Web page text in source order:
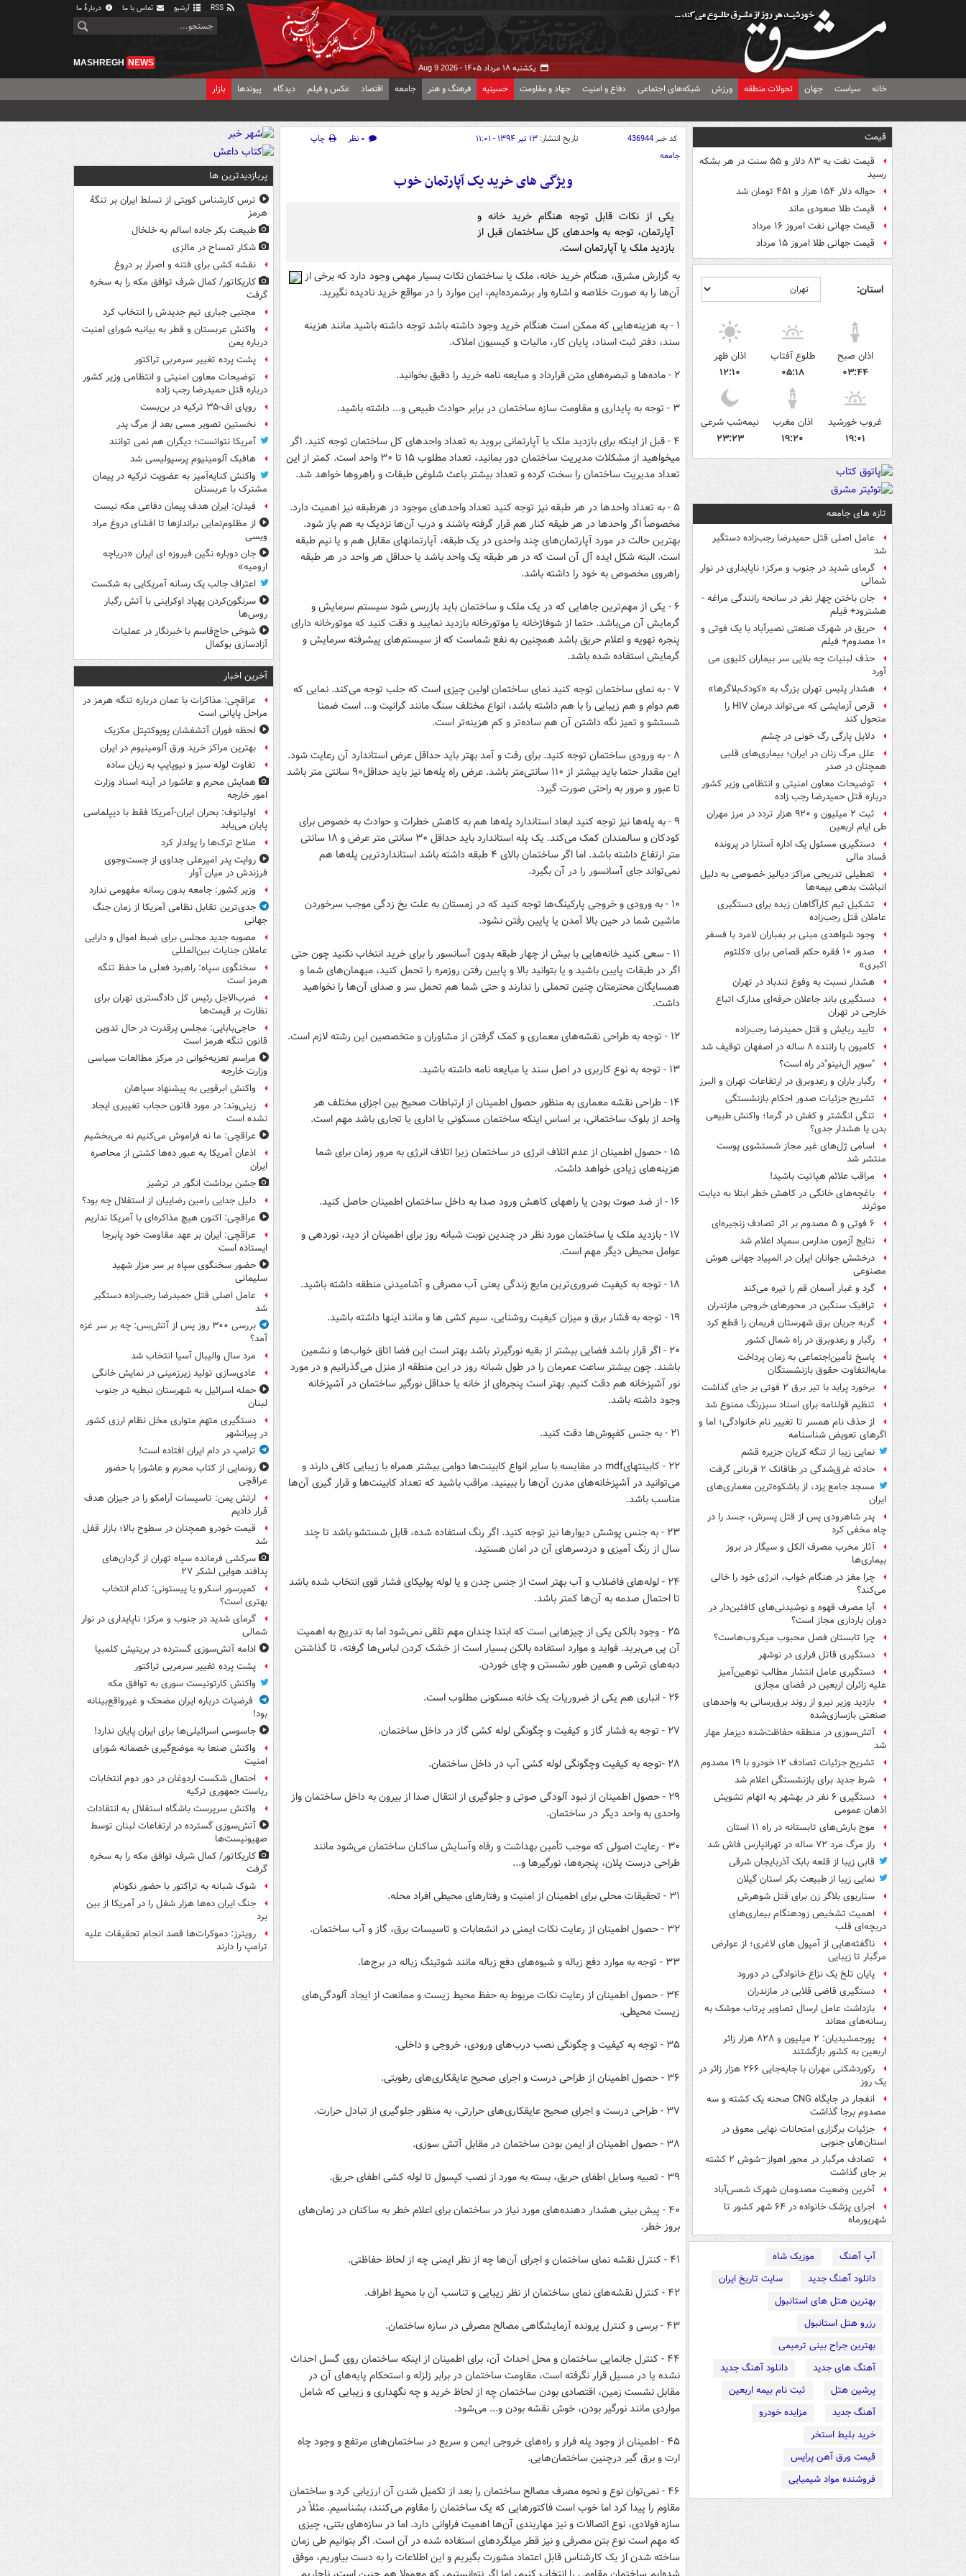
آرشیو تماس با ما دربارهٔ ما
یکشنبه ۱۸ مرداد ۱۴۰۵ - Aug 9 2026
MASHREGH NEWS
خانه سیاست جهان تحولات منطقه ورزش شبکه‌های اجتماعی دفاع و امنیت جهاد و مقاومت حسینیه فرهنگ و هنر جامعه اقتصاد عکس و فیلم دیدگاه پیوندها بازار
قیمت
قیمت نفت به ۸۳ دلار و ۵۵ سنت در هر بشکه
رسید
حواله دلار ۱۵۴ هزار و ۴۵۱ تومان شد
قیمت طلا صعودی ماند
قیمت جهانی نفت امروز ۱۶ مرداد
قیمت جهانی طلا امروز ۱۵ مرداد
استان:
اذان صبح
۰۳:۴۴
طلوع آفتاب
۰۵:۱۸
اذان ظهر
۱۲:۱۰
غروب خورشید
۱۹:۰۱
اذان مغرب
۱۹:۲۰
نیمه‌شب شرعی
۲۳:۲۳
تازه های جامعه
عامل اصلی قتل حمیدرضا رجب‌زاده دستگیر
شد
گرمای شدید در جنوب و مرکز؛ ناپایداری در نوار
شمالی
جان باختن چهار نفر در سانحه رانندگی مراغه -
هشترود+ فیلم
حریق در شهرک صنعتی نصیرآباد با یک فوتی و
۱۰ مصدوم+ فیلم
حذف لبنیات چه بلایی سر بیماران کلیوی می
آورد
هشدار پلیس تهران بزرگ به «کودک‌بلاگرها»
قرص آزمایشی که می‌تواند درمان HIV را
متحول کند
دلایل پارگی رگ خونی در چشم
علل مرگ زنان در ایران؛ بیماری‌های قلبی
همچنان در صدر
توضیحات معاون امنیتی و انتظامی وزیر کشور
درباره قتل حمیدرضا رجب زاده
ثبت ۲ میلیون و ۹۲۰ هزار تردد در مرز مهران
طی ایام اربعین
دستگیری مسئول یک اداره آستارا در پرونده
فساد مالی
تعطیلی تدریجی مراکز دیالیز خصوصی به دلیل
انباشت بدهی بیمه‌ها
تشکیل تیم کارآگاهان زبده برای دستگیری
عاملان قتل رجب‌زاده
وجود شواهدی مبنی بر بمباران لامرد با فسفر
صدور ۱۰ فقره حکم قصاص برای «کلثوم
اکبری»
هشدار نسبت به وفوع تندباد در تهران
دستگیری باند جاعلان حرفه‌ای مدارک اتباع
خارجی در تهران
تأیید ربایش و قتل حمیدرضا رجب‌زاده
کامیون با راننده ۸ ساله در اصفهان توقیف شد
"سوپر ال‌نینو"در راه است؟
رگبار باران و رعدوبرق در ارتفاعات تهران و البرز
تشریح جزئیات صدور احکام بازنشستگی
تنگی انگشتر و کفش در گرما؛ واکنش طبیعی
بدن یا هشدار جدی؟
اسامی ژل‌های غیر مجاز شستشوی پوست
منتشر شد
مراقب علائم هپاتیت باشید!
باغچه‌های خانگی در کاهش خطر ابتلا به دیابت
موثرند
۶ فوتی و ۵ مصدوم بر اثر تصادف زنجیره‌ای
نتایج آزمون مدارس سمپاد اعلام شد
درخشش جوانان ایران در المپیاد جهانی هوش
مصنوعی
گرد و غبار آسمان قم را تیره می‌کند
ترافیک سنگین در محورهای خروجی مازندران
گربه جریان برق شهرستان فریمان را قطع کرد
رگبار و رعدوبرق در راه شمال کشور
پاسخ تأمین‌اجتماعی به زمان پرداخت
مابه‌التفاوت حقوق بازنشستگان
برخورد پراید با تیر برق ۲ فوتی بر جای گذاشت
تنظیم قولنامه برای اسناد سبزرنگ ممنوع شد
از حذف نام همسر تا تغییر نام خانوادگی؛ اما و
اگرهای تعویض شناسنامه
نمایی زیبا از تنگه کریان جزیره قشم
حادثه غرق‌شدگی در طاقانک ۲ قربانی گرفت
مسجد جامع یزد، از باشکوه‌ترین معماری‌های
ایران
پدر شاهرودی پس از قتل پسرش، جسد را در
چاه مخفی کرد
آثار مخرب مصرف الکل و سیگار در بروز
بیماری‌ها
چرا مغز در هنگام خواب، انرژی خود را خالی
می‌کند؟
آیا مصرف قهوه و نوشیدنی‌های کافئین‌دار در
دوران بارداری مجاز است؟
چرا تابستان فصل محبوب میکروب‌هاست؟
دستگیری قاتل فراری در نوشهر
دستگیری عامل انتشار مطالب توهین‌آمیز
علیه زائران اربعین در فضای مجازی
بازدید وزیر نیرو از روند برق‌رسانی به واحدهای
صنعتی بازسازی‌شده
آتش‌سوزی در منطقه حفاظت‌شده دیزمار مهار
شد
تشریح جزئیات تصادف ۱۲ خودرو با ۱۹ مصدوم
شرط جدید برای بازنشستگی اعلام شد
دستگیری ۶ نفر در بهشهر به اتهام تشویش
اذهان عمومی
موج بارش‌های تابستانه در راه ۱۱ استان
راز مرگ مرد ۷۲ ساله در تهرانپارس فاش شد
قابی زیبا از قلعه بابک آذربایجان شرقی
نمایی زیبا از طبیعت بکر استان گیلان
سناریوی بلاگر زن برای قتل شوهرش
اهمیت تشخیص زودهنگام بیماری‌های
دریچه‌ای قلب
ناگفته‌هایی از آمپول های لاغری؛ از عوارض
مرگبار تا زیبایی
پایان تلخ یک نزاع خانوادگی در دورود
دستگیری قاضی قلابی در مازندران
بازداشت عامل ارسال تصاویر پرتاب موشک به
رسانه‌های معاند
پورجمشیدیان: ۲ میلیون و ۸۲۸ هزار زائر
اربعین به کشور بازگشتند
رکوردشکنی مهران با جابه‌جایی ۲۶۶ هزار زائر در
یک روز
انفجار در جایگاه CNG صحنه یک کشته و سه
مصدوم برجا گذاشت
جزئیات برگزاری امتحانات نهایی معوق در
استان‌های جنوبی
تصادف مرگبار در محور اهواز–شوش ۲ کشته
بر جای گذاشت
آخرین وضعیت مصدومان شهرک شمس‌آباد
اجرای پزشک خانواده در ۶۴ شهر کشور تا
شهریورماه
آپ آهنگ
موزیک شاه
دانلود آهنگ جدید
سایت تاریخ ایران
بهترین هتل های استانبول
رزرو هتل استانبول
بهترین جراح بینی ترمیمی
آهنگ های جدید
دانلود آهنگ جدید
پرشین هتل
ثبت نام بیمه اربعین
آهنگ جدید
مزایده خودرو
خرید بلیط استخر
قیمت ورق آهن پرایس
فروشنده مواد شیمیایی
کد خبر436944 تاریخ انتشار: ۱۳ تیر ۱۳۹۴ - ۱۱:۰۱ ۰ نظر
چاپ
جامعه
ویژگی های خرید یک آپارتمان خوب
یکی از نکات قابل توجه هنگام خرید خانه و
آپارتمان، توجه به واحدهای کل ساختمان قبل از
بازدید ملک یا آپارتمان است.
به گزارش مشرق، هنگام خرید خانه، ملک یا ساختمان نکات بسیار مهمی وجود دارد که برخی از
آن‌ها را به صورت خلاصه و اشاره وار برشمرده‌ایم، این موارد را در مواقع خرید نادیده نگیرید.
۱ - به هزینه‌هایی که ممکن است هنگام خرید وجود داشته باشد توجه داشته باشید مانند هزینه
سند، دفتر ثبت اسناد، پایان کار، مالیات و کیسیون املاک.
۲ - ماده‌ها و تبصره‌های متن قرارداد و مبایعه نامه خرید را دقیق بخوانید.
۳ - توجه به پایداری و مقاومت سازه ساختمان در برابر حوادث طبیعی و... داشته باشید.
۴ - قبل از اینکه برای بازدید ملک یا آپارتمانی بروید به تعداد واحدهای کل ساختمان توجه کنید. اگر
میخواهید از مشکلات مدیریت ساختمان دور بمانید، تعداد مطلوب ۱۵ تا ۳۰ واحد است. کمتر از این
تعداد مدیریت ساختمان را سخت کرده و تعداد بیشتر باعث شلوغی طبقات و راهرو‌ها خواهد شد.
۵ - به تعداد واحد‌ها در هر طبقه نیز توجه کنید تعداد واحدهای موجود در هرطبقه نیز اهمیت دارد.
مخصوصاٌ اگر واحد‌ها در هر طبقه کنار هم قرار گرفته باشند و درب آن‌ها نزدیک به هم باز شود.
بهترین حالت در مورد آپارتمان‌های چند واحدی در یک طبقه، آپارتمانهای مقابل هم و یا نیم طبقه
است. البته شکل ایده آل آن است که در هر طبقه یک واحد باشد یا حداقل هر واحد در هر طبقه
راهروی مخصوص به خود را داشته باشد.
۶ - یکی از مهم‌ترین جاهایی که در یک ملک و ساختمان باید بازرسی شود سیستم سرمایش و
گرمایش آن می‌باشد. حتما از شوفاژخانه یا موتورخانه بازدید نمایید و دقت کنید که موتورخانه دارای
پنجره تهویه و اعلام حریق باشد همچنین به نفع شماست که از سیستم‌های پیشرفته سرمایش و
گرمایش استفاده شده باشد.
۷ - به نمای ساختمان توجه کنید نمای ساختمان اولین چیزی است که جلب توجه می‌کند. نمایی که
هم دوام و هم زیبایی را با هم داشته باشد، انواع مختلف سنگ مانند گرانیت و... است ضمنا
شستشو و تمیز نگه داشتن آن هم ساده‌تر و کم هزینه‌تر است.
۸ - به ورودی ساختمان توجه کنید. برای رفت و آمد بهتر باید حداقل عرض استاندارد آن رعایت شود.
این مقدار حتما باید بیشتر از ۱۱۰ سانتی‌متر باشد. عرض راه پله‌ها نیز باید حداقل۹۰ سانتی متر باشد
تا عبور و مرور به راحتی صورت گیرد.
۹ - به پله‌ها نیز توجه کنید ابعاد استاندارد پله‌ها هم به کاهش خطرات و حوادث به خصوص برای
کودکان و سالمندان کمک می‌کند. یک پله استاندارد باید حداقل ۳۰ سانتی متر عرض و ۱۸ سانتی
متر ارتفاع داشته باشد. اما اگر ساختمان بالای ۴ طبقه داشته باشد استاندارد‌ترین پله‌ها هم
نمی‌تواند جای آسانسور را در آن بگیرد.
۱۰ - به ورودی و خروجی پارکینگ‌ها توجه کنید که در زمستان به علت یخ زدگی موجب سرخوردن
ماشین شما در حین بالا آمدن یا پایین رفتن نشود.
۱۱ - سعی کنید خانه‌هایی با بیش از چهار طبقه بدون آسانسور را برای خرید انتخاب نکنید چون حتی
اگر در طبقات پایین باشید و یا بتوانید بالا و پایین رفتن روزمره را تحمل کنید، میهمان‌های شما و
همسایگان محترمتان چنین تحملی را ندارند و حتی شما هم تحمل سر و صدای آن‌ها را نخواهید
داشت.
۱۲ - توجه به طراحی نقشه‌های معماری و کمک گرفتن از مشاوران و متخصصین این رشته لازم است.
۱۳ - توجه به نوع کاربری در اصل سند یا مبایعه نامه داشته باشید.
۱۴ - طراحی نقشه معماری به منظور حصول اطمینان از ارتباطات صحیح بین اجزای مختلف هر
واحد از بلوک ساختمانی، بر اساس اینکه ساختمان مسکونی یا اداری یا تجاری باشد مهم است.
۱۵ - حصول اطمینان از عدم اتلاف انرژی در ساختمان زیرا اتلاف انرژی به مرور زمان برای شما
هزینه‌های زیادی خواهد داشت.
۱۶ - از ضد صوت بودن یا راههای کاهش ورود صدا به داخل ساختمان اطمینان حاصل کنید.
۱۷ - بازدید ملک یا ساختمان مورد نظر در چندین نوبت شبانه روز برای اطمینان از دید، نوردهی و
عوامل محیطی دیگر مهم است.
۱۸ - توجه به کیفیت ضروری‌ترین مایع زندگی یعنی آب مصرفی و آشامیدنی منطقه داشته باشید.
۱۹ - توجه به فشار برق و میزان کیفیت روشنایی، سیم کشی ها و مانند اینها داشته باشید.
۲۰ - اگر قرار باشد فضایی بیشتر از بقیه نورگیر‌تر باشد بهتر است این فضا اتاق خواب‌ها و نشمین
باشند. چون بیشتر ساعت عمرمان را در طول شبانه روز در این منطقه از منزل می‌گذرانیم و در مورد
نور آشپزخانه هم دقت کنیم. بهتر است پنجره‌ای از خانه یا حداقل نورگیر ساختمان در آشپزخانه
وجود داشته باشد.
۲۱ - به جنس کفپوش‌ها دقت کنید.
۲۲ - کابینتهایmdf در مقایسه با سایر انواع کابینت‌ها دوامی بیشتر همراه با زیبایی کافی دارند و
می‌توانید در آشپزخانه‌های مدرن آن‌ها را ببینید. مراقب باشید که تعداد کابینت‌ها و قرار گیری آن‌ها
مناسب باشد.
۲۳ - به جنس پوشش دیوار‌ها نیز توجه کنید. اگر رنگ استفاده شده، قابل شستشو باشد تا چند
سال از رنگ آمیزی و دردسرهای آن در امان هستید.
۲۴ - لوله‌های فاضلاب و آب بهتر است از جنس چدن و یا لوله پولیکای فشار قوی انتخاب شده باشد
تا احتمال صدمه به آن‌ها کمتر باشد.
۲۵ - وجود بالکن یکی از چیز‌هایی است که ابتدا چندان مهم تلقی نمی‌شود اما به تدریج به اهمیت
آن پی می‌برید. فواید و موارد استفاده بالکن بسیار است از خشک کردن لباس‌ها گرفته، تا گذاشتن
دبه‌های ترشی و همین طور نشستن و چای خوردن.
۲۶ - انباری هم یکی از ضروریات یک خانه مسکونی مطلوب است.
۲۷ - توجه به فشار گاز و کیفیت و چگونگی لوله کشی گاز در داخل ساختمان.
۲۸ -توجه به کیفیت وچگونگی لوله کشی آب در داخل ساختمان.
۲۹ - حصول اطمینان از نبود آلودگی صوتی و جلوگیری از انتقال صدا از بیرون به داخل ساختمان واز
واحدی به واحد دیگر در ساختمان.
۳۰ - رعایت اصولی که موجب تأمین بهداشت و رفاه وآسایش ساکنان ساختمان می‌شود مانند
طراحی درست پلان، پنجره‌ها، نورگیر‌ها و...
۳۱ - تحقیقات محلی برای اطمینان از امنیت و رفتارهای محیطی افراد محله.
۳۲ - حصول اطمینان از رعایت نکات ایمنی در انشعابات و تاسیسات برق، گاز و آب ساختمان.
۳۳ - توجه به موارد دفع زباله و شیوه‌های دفع زباله مانند شوتینگ زباله در برج‌ها.
۳۴ - حصول اطمینان از رعایت نکات مربوط به حفظ محیط زیست و ممانعت از ایجاد آلودگی‌های
زیست محیطی.
۳۵ - توجه به کیفیت و چگونگی نصب درب‌های ورودی، خروجی و داخلی.
۳۶ - حصول اطمینان از طراحی درست و اجرای صحیح عایقکاری‌های رطوبتی.
۳۷ - طراحی درست و اجرای صحیح عایقکاری‌های حرارتی، به منظور جلوگیری از تبادل حرارت.
۳۸ - حصول اطمینان از ایمن بودن ساختمان در مقابل آتش سوزی.
۳۹ - تعبیه وسایل اطفای حریق، بسته به مورد از نصب کپسول تا لوله کشی اطفای حریق.
۴۰ - پیش بینی هشدار دهنده‌های مورد نیاز در ساختمان برای اعلام خطر به ساکنان در زمان‌های
بروز خطر.
۴۱ - کنترل نقشه نمای ساختمان و اجرای آن‌ها چه از نظر ایمنی چه از لحاظ حفاظتی.
۴۲ - کنترل نقشه‌های نمای ساختمان از نظر زیبایی و تناسب آن با محیط اطراف.
۴۳ - برسی و کنترل پرونده آزمایشگاهی مصالح مصرفی در سازه ساختمان.
۴۴ - کنترل جانمایی ساختمان و محل احداث آن، برای اطمینان از اینکه ساختمان روی گسل احداث
نشده یا در مسیل قرار نگرفته است، مقاومت ساختمان در برابر زلزله و استحکام پایه‌های آن در
مقابل نشست زمین، اقتصادی بودن ساختمان چه از لحاظ خرید و چه نگهداری و زیبایی که شامل
مواردی مانند نورگیر بودن، خوش نقشه بودن و... می‌شود.
۴۵ - اطمینان از وجود پله فرار و راه‌های خروجی ایمن و سریع در ساختمان‌های مرتفع و وجود چاه
ارت و برق گیر درچنین ساختمان‌هایی.
۴۶ - نمی‌توان نوع و نحوه مصرف مصالح ساختمان را بعد از تکمیل شدن آن ارزیابی کرد و ساختمان
مقاوم را پیدا کرد اما خوب است فاکتور‌هایی که یک ساختمان را مقاوم می‌کنند، بشناسیم. مثلاً در
سازه فولادی، نوع اتصالات و نیز مهاربندی آن‌ها اهمیت فراوانی دارد. اما در سازه‌های بتنی، چیزی
که مهم است نوع بتن مصرفی و نیز قطر میلگردهای استفاده شده در آن است. اگر بتوانیم طی زمان
ساخته شدن از یک کار‌شناس قابل اعتماد مشورت بگیریم و این اطلاعات را به دست بیاوریم، موفق
پربازدیدترین ها
ترس کارشناس کویتی از تسلط ایران بر تنگۀ
هرمز
طبیعت بکر جاده اسالم به خلخال
شکار تمساح در مالزی
نقشه کشی برای فتنه و اصرار بر دروغ
کاریکاتور/ کمال شرف توافق مکه را به سخره
گرفت
مجتبی جباری تیم جدیدش را انتخاب کرد
واکنش عربستان و قطر به بیانیه شورای امنیت
درباره یمن
پشت پرده تغییر سرمربی تراکتور
توضیحات معاون امنیتی و انتظامی وزیر کشور
درباره قتل حمیدرضا رجب زاده
رویای اف-۳۵ ترکیه در بن‌بست
نخستین تصویر مسی بعد از مرگ پدر
آمریکا نتوانست؛ دیگران هم نمی توانند
هافبک آلومینیوم پرسپولیسی شد
واکنش کنایه‌آمیز به عضویت ترکیه در پیمان
مشترک با عربستان
فیدان: ایران هدف پیمان دفاعی مکه نیست
از مظلوم‌نمایی براندازها تا افشای دروغ مراد
ویسی
جان دوباره نگین فیروزه ای ایران «دریاچه
ارومیه»
اعتراف جالب یک رسانه آمریکایی به شکست
سرنگون‌کردن پهپاد اوکراینی با آتش رگبار
روس‌ها
شوخی حاج‌قاسم با خبرنگار در عملیات
آزادسازی بوکمال
آخرین اخبار
عراقچی: مذاکرات با عمان درباره تنگه هرمز در
مراحل پایانی است
لحظه فوران آتشفشان پوپوکتپتل مکزیک
بهترین مراکز خرید ورق آلومینیوم در ایران
تفاوت لوله سبز و نیوپایپ به زبان ساده
همایش محرم و عاشورا در آینه اسناد وزارت
امور خارجه
اولیانوف: بحران ایران-آمریکا فقط با دیپلماسی
پایان می‌یابد
صلاح ترک‌ها را پولدار کرد
روایت پدر امیرعلی جداوی از جست‌وجوی
فرزندش در میان آوار
وزیر کشور: جامعه بدون رسانه مفهومی ندارد
جدی‌ترین تقابل نظامی آمریکا از زمان جنگ
جهانی
مصوبه جدید مجلس برای ضبط اموال و دارایی
عاملان جنایات بین‌المللی
سخنگوی سپاه: راهبرد فعلی ما حفظ تنگه
هرمز است
ضرب‌الاجل رئیس کل دادگستری تهران برای
نظارت بر قیمت‌ها
حاجی‌بابایی: مجلس پرقدرت در حال تدوین
قانون تنگه هرمز است
مراسم تعزیه‌خوانی در مرکز مطالعات سیاسی
وزارت خارجه
واکنش ابرقویی به پیشنهاد سپاهان
زینی‌وند: در مورد قانون حجاب تغییری ایجاد
نشده است
عراقچی: ما نه فراموش می‌کنیم نه می‌بخشیم
اذعان آمریکا به عبور ده‌ها کشتی از محاصره
ایران
جشن برداشت انگور در ترشیز
دلیل جدایی رامین رضاییان از استقلال چه بود؟
عراقچی: اکنون هیچ مذاکره‌ای با آمریکا نداریم
عراقچی: ایران بر عهد مقاومت خود پابرجا
ایستاده است
حضور سخنگوی سپاه بر سر مزار شهید
سلیمانی
عامل اصلی قتل حمیدرضا رجب‌زاده دستگیر
شد
بررسی ۳۰۰ روز پس از آتش‌بس: چه بر سر غزه
آمد؟
مرد سال والیبال آسیا انتخاب شد
عادی‌سازی تولید زیرزمینی در نمایش خانگی
حمله اسرائیل به شهرستان نبطیه در جنوب
لبنان
دستگیری متهم متواری مخل نظام ارزی کشور
در پیرانشهر
ترامپ در دام ایران افتاده است!
رونمایی از کتاب محرم و عاشورا با حضور
عراقچی
ارتش یمن: تاسیسات آرامکو را در جیزان هدف
قرار دادیم
قیمت خودرو همچنان در سطوح بالا؛ بازار قفل
شد
سرکشی فرمانده سپاه تهران از گردان‌های
پدافند هوایی لشکر ۲۷
کمپرسور اسکرو یا پیستونی: کدام انتخاب
بهتری است؟
گرمای شدید در جنوب و مرکز؛ ناپایداری در نوار
شمالی
ادامه آتش‌سوزی گسترده در بریتیش کلمبیا
پشت پرده تغییر سرمربی تراکتور
واکنش کارتونیست سوری به توافق مکه
فرضیات درباره ایران مضحک و غیرواقع‌بینانه
بود!
جاسوسی اسرائیلی‌ها برای ایران پایان ندارد!
واکنش صنعا به موضع‌گیری خصمانه شورای
امنیت
احتمال شکست اردوغان در دور دوم انتخابات
ریاست جمهوری ترکیه
واکنش سرپرست باشگاه استقلال به انتقادات
آتش‌سوزی گسترده در ارتفاعات لبنان توسط
صهیونیست‌ها
کاریکاتور/ کمال شرف توافق مکه را به سخره
گرفت
شوک شبانه به تراکتور با حضور نکونام
جنگ ایران ده‌ها هزار شغل را در آمریکا از بین
برد
رویترز: دموکرات‌ها قصد انجام تحقیقات علیه
ترامپ را دارند